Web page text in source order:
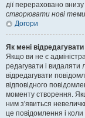
дії перераховано
створювати нові
Догори
Як мені
Якщо ви не є
редагувати і
відредагувати
відповідного
моменту створення.
ним з'явиться
це повідомлення і